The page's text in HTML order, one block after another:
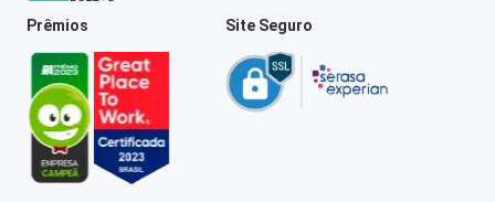
Prêmios Site Seguro